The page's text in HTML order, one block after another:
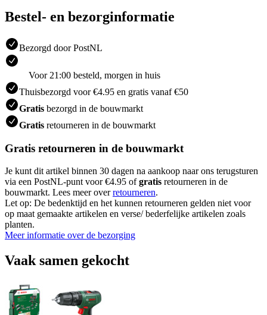
Bestel- en bezorginformatie
Bezorgd door PostNL
Voor 21:00 besteld, morgen in huis
Thuisbezorgd voor €4.95 en gratis vanaf €50
Gratis bezorgd in de bouwmarkt
Gratis retourneren in de bouwmarkt
Gratis retourneren in de bouwmarkt
Je kunt dit artikel binnen 30 dagen na aankoop naar ons terugsturen
via een PostNL-punt voor €4.95 ofgratis retourneren in de
bouwmarkt. Lees meer overretourneren.
Let op: De bedenktijd en het kunnen retourneren gelden niet voor
op maat gemaakte artikelen en verse/ bederfelijke artikelen zoals
planten.
Meer informatie over de bezorging
Vaak samen gekocht